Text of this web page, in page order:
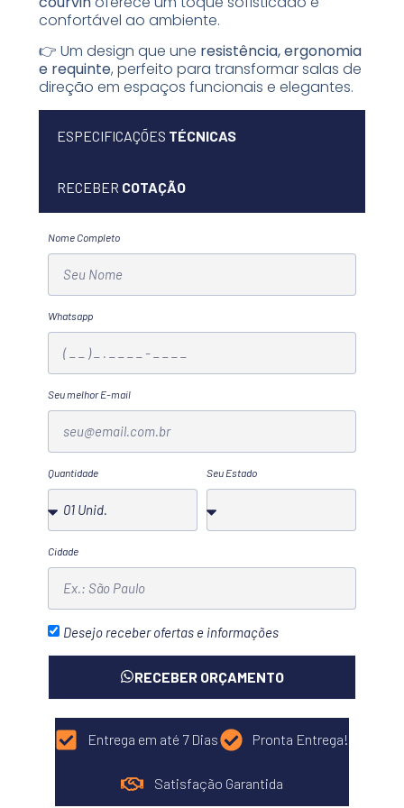
confortável ao ambiente.
👉 Um design que une resistência, ergonomia
e requinte, perfeito para transformar salas de
direção em espaços funcionais e elegantes.
ESPECIFICAÇÕES TÉCNICAS
RECEBER COTAÇÃO
Nome Completo
Whatsapp
Seu melhor E-mail
Quantidade Seu Estado
Cidade
Desejo receber ofertas e informações
RECEBER ORÇAMENTO
Entrega em até 7 Dias Pronta Entrega!
Satisfação Garantida